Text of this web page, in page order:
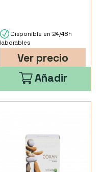
Disponible en 24/48h
laborables
Ver precio
Añadir